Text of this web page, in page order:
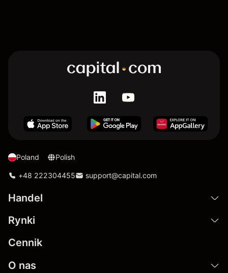
Poland Polish
+48 222304455 support@capital.com
Handel
Rynki
Cennik
O nas